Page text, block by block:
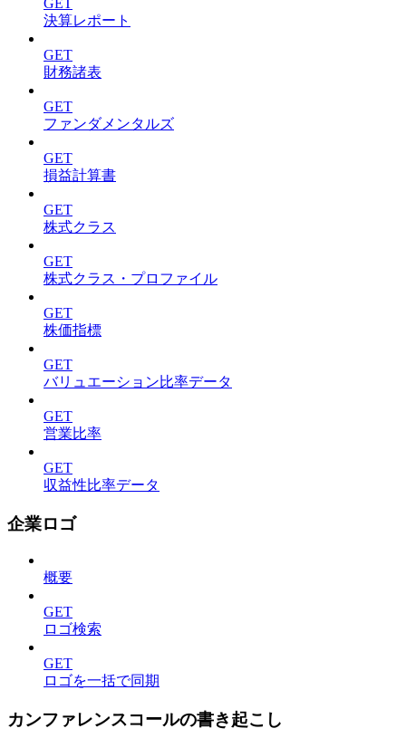
決算レポート
GET
財務諸表
GET
ファンダメンタルズ
GET
損益計算書
GET
株式クラス
GET
株式クラス・プロファイル
GET
株価指標
GET
バリュエーション比率データ
GET
営業比率
GET
収益性比率データ
企業ロゴ
概要
GET
ロゴ検索
GET
ロゴを一括で同期
カンファレンスコールの書き起こし